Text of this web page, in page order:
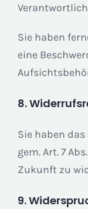
Sie haben
eine
8.
Sie haben
gem. Art. 7
Zukunft zu
9.